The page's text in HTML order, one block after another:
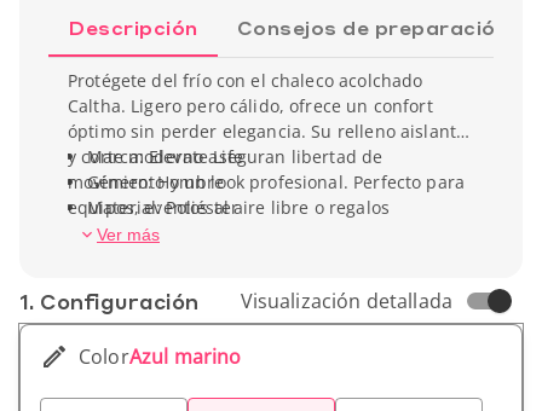
Descripción Consejos de preparación
Protégete del frío con el chaleco acolchado
Caltha. Ligero pero cálido, ofrece un confort
óptimo sin perder elegancia. Su relleno aislante
y corte moderno aseguran libertad de
movimiento y un look profesional. Perfecto para
equipos, eventos al aire libre o regalos
corporativos premium.
Marca: Elevate Life
Género: Hombre
Material: Poliéster
Peso unitario: 353 gr
Ver más
1. Conf­iguración Visualización detallada
ColorAzul marino